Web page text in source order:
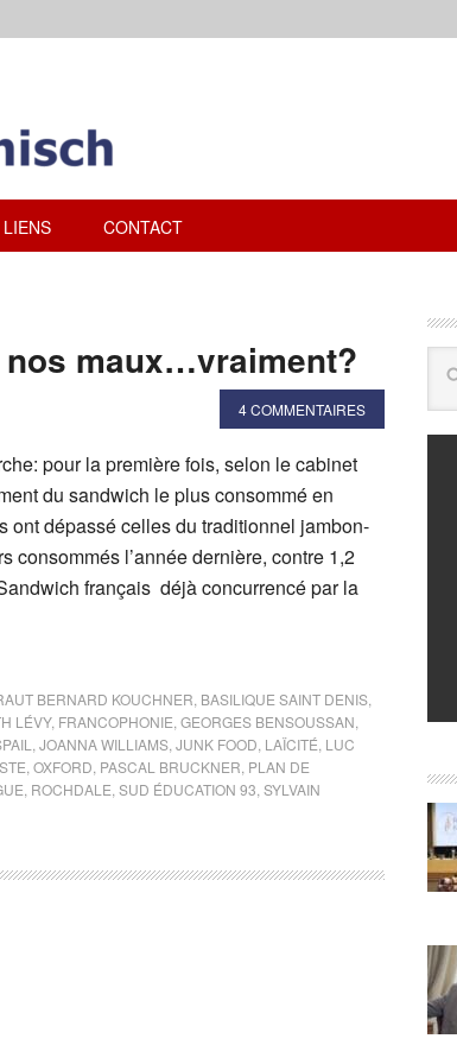
LIENS CONTACT
nos maux…vraiment?
4 COMMENTAIRES
pour la première fois, selon le cabinet
du sandwich le plus consommé en
ont dépassé celles du traditionnel jambon-
consommés l’année dernière, contre 1,2
français déjà concurrencé par la
BERNARD KOUCHNER BASILIQUE SAINT DENIS
LÉVY, FRANCOPHONIE GEORGES BENSOUSSAN
JOANNA WILLIAMS JUNK FOOD LAÏCITÉ LUC
OXFORD PASCAL BRUCKNER PLAN DE
ROCHDALE SUD ÉDUCATION 93 SYLVAIN